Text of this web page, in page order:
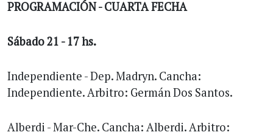
PROGRAMACIÓN - CUARTA FECHA
Sábado 21 - 17 hs.
Independiente - Dep. Madryn. Cancha:
Independiente. Arbitro: Germán Dos Santos.
Alberdi - Mar-Che. Cancha: Alberdi. Arbitro: